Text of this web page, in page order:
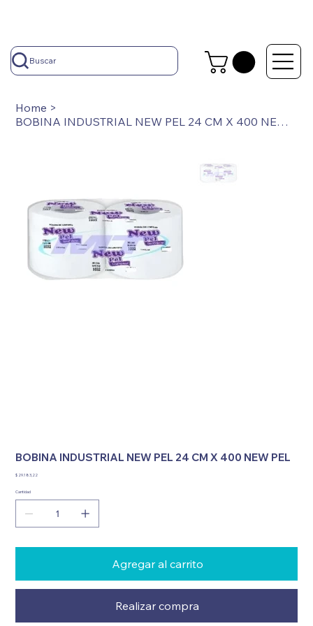
Buscar
Home >
BOBINA INDUSTRIAL NEW PEL 24 CM X 400 NEW PEL
BOBINA INDUSTRIAL NEW PEL 24 CM X 400 NEW PEL
Precio
$ 29.183,22
Cantidad
Agregar al carrito
Realizar compra